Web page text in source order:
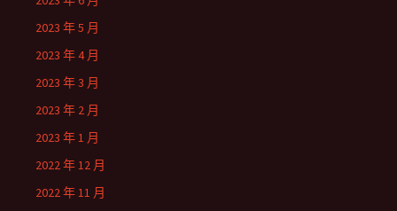
2023 年 5 月
2023 年 4 月
2023 年 3 月
2023 年 2 月
2023 年 1 月
2022 年 12 月
2022 年 11 月